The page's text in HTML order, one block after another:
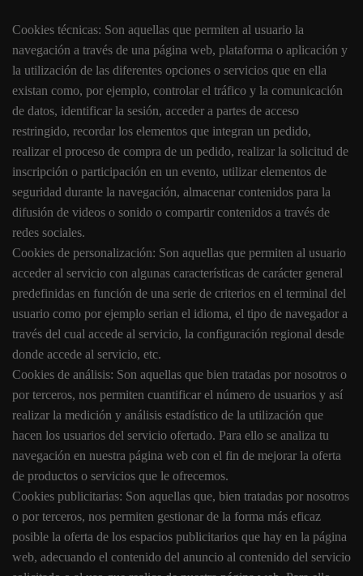
Cookies técnicas: Son aquellas que permiten al usuario la
navegación a través de una página web, plataforma o aplicación y
la utilización de las diferentes opciones o servicios que en ella
existan como, por ejemplo, controlar el tráfico y la comunicación
de datos, identificar la sesión, acceder a partes de acceso
restringido, recordar los elementos que integran un pedido,
realizar el proceso de compra de un pedido, realizar la solicitud de
inscripción o participación en un evento, utilizar elementos de
seguridad durante la navegación, almacenar contenidos para la
difusión de videos o sonido o compartir contenidos a través de
redes sociales.
Cookies de personalización: Son aquellas que permiten al usuario
acceder al servicio con algunas características de carácter general
predefinidas en función de una serie de criterios en el terminal del
usuario como por ejemplo serian el idioma, el tipo de navegador a
través del cual accede al servicio, la configuración regional desde
donde accede al servicio, etc.
Cookies de análisis: Son aquellas que bien tratadas por nosotros o
por terceros, nos permiten cuantificar el número de usuarios y así
realizar la medición y análisis estadístico de la utilización que
hacen los usuarios del servicio ofertado. Para ello se analiza tu
navegación en nuestra página web con el fin de mejorar la oferta
de productos o servicios que le ofrecemos.
Cookies publicitarias: Son aquellas que, bien tratadas por nosotros
o por terceros, nos permiten gestionar de la forma más eficaz
posible la oferta de los espacios publicitarios que hay en la página
web, adecuando el contenido del anuncio al contenido del servicio